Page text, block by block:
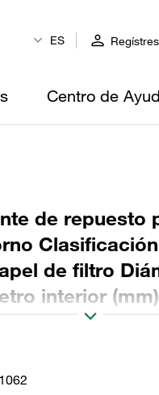
ES
Centro de
de repuesto
de filtro
interior
NBR, relación